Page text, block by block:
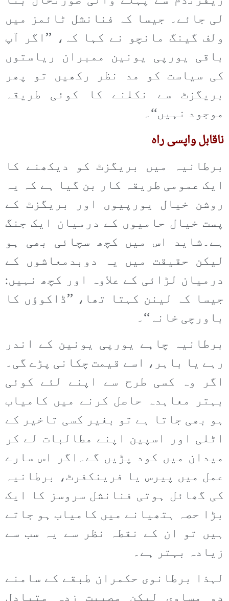
لی جائے۔ جیسا کہ فنانشل ٹائمز میں
ولف گینگ مانچو نے کہا کہ، ’’اگر آپ
باقی یورپی یونین ممبران ریاستوں
کی سیاست کو مد نظر رکھیں تو پھر
بریگزٹ سے نکلنے کا کوئی طریقہ
موجود نہیں‘‘۔
ناقابل واپسی راہ
برطانیہ میں بریگزٹ کو دیکھنے کا
ایک عمومی طریقہ کار بن گیا ہے کہ یہ
روشن خیال یورپیوں اور بریگزٹ کے
پست خیال حامیوں کے درمیان ایک جنگ
ہے۔شاید اس میں کچھ سچائی بھی ہو
لیکن حقیقت میں یہ دوبدمعاشوں کے
درمیان لڑائی کے علاوہ اور کچھ نہیں:
جیسا کہ لینن کہتا تھا، ’’ڈاکوؤں کا
باورچی خانہ‘‘۔
برطانیہ چاہے یورپی یونین کے اندر
رہے یا باہر، اسے قیمت چکانی پڑے گی۔
اگر وہ کسی طرح سے اپنے لئے کوئی
بہتر معاہدہ حاصل کرنے میں کامیاب
ہو بھی جاتا ہے تو بغیر کسی تاخیر کے
اٹلی اور اسپین اپنے مطالبات لے کر
میدان میں کود پڑیں گے۔اگر اس سارے
عمل میں پیرس یا فرینکفرٹ، برطانیہ
کی گھائل ہوتی فنانشل سروسز کا ایک
بڑا حصہ ہتھیانے میں کامیاب ہو جاتے
ہیں تو ان کے نقطہ نظر سے یہ سب سے
زیادہ بہتر ہے۔
لہذا برطانوی حکمران طبقے کے سامنے